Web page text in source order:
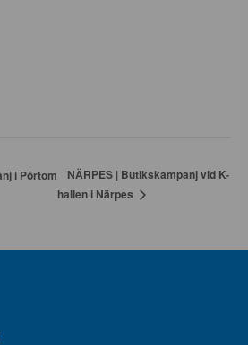
i Pörtom
NÄRPES | Butikskampanj vid K-
hallen i Närpes